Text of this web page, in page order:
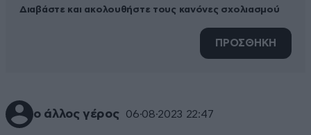
Διαβάστε και ακολουθήστε τους κανόνες σχολιασμού
ΠΡΟΣΘΗΚΗ
ο άλλος γέρος 06·08·2023 22:47